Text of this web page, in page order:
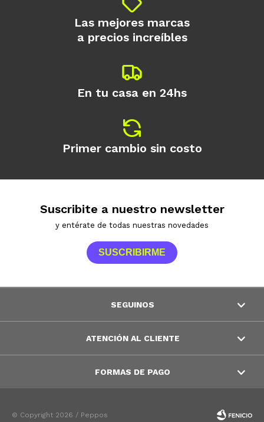
Las mejores marcas
a precios increíbles
En tu casa en 24hs
Primer cambio sin costo
Suscribite a nuestro newsletter
y entérate de todas nuestras novedades
SUSCRIBIRME
SEGUINOS
ATENCIÓN AL CLIENTE
FORMAS DE PAGO
© Copyright 2026 / Peppos